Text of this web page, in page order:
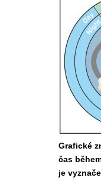
Grafické
čas
je